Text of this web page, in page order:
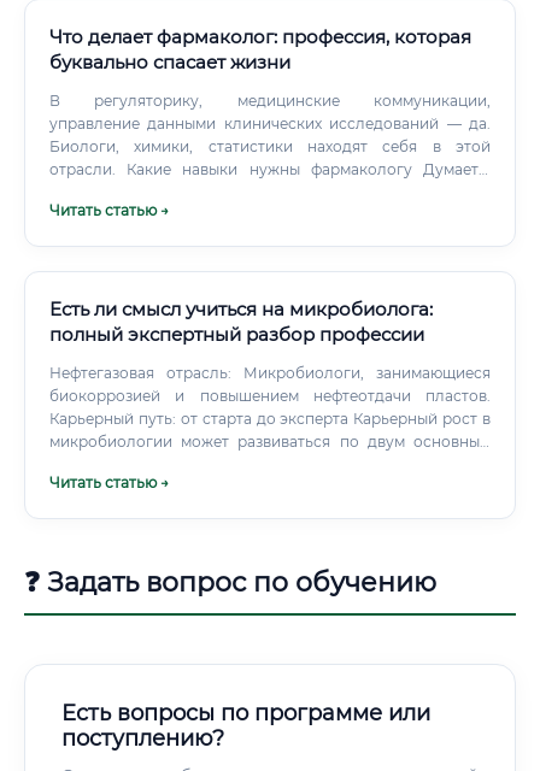
— одна из немногих профессий, где сфера применения
знаний поистине безгранична.
Что делает фармаколог: профессия, которая
буквально спасает жизни
В регуляторику, медицинские коммуникации,
управление данными клинических исследований — да.
Биологи, химики, статистики находят себя в этой
отрасли. Какие навыки нужны фармакологу Думаете,
лекарств?
Читать статью →
Есть ли смысл учиться на микробиолога:
полный экспертный разбор профессии
Нефтегазовая отрасль: Микробиологи, занимающиеся
биокоррозией и повышением нефтеотдачи пластов.
Карьерный путь: от старта до эксперта Карьерный рост в
микробиологии может развиваться по двум основным
горизонтальной (экспертной).
Читать статью →
❓ Задать вопрос по обучению
Есть вопросы по программе или
поступлению?